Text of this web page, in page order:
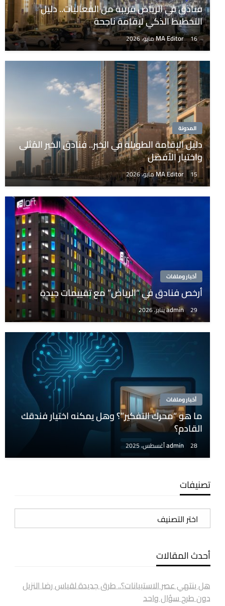
فنادق في الرياض قريبة من الفعاليات.. دليل
التخطيط الذكي لإقامة ناجحة
MA Editor 16 مايو، 2026
المدونة
دليل الإقامة الطويلة في الخبر.. فنادق الخبر المُثلى
واختيار الأفضل
MA Editor 15 مايو، 2026
أخبار وملفات
أرخص فنادق في “الرياض” مع تقييمات جيدة
admin 29 يناير، 2026
أخبار وملفات
ما هو “محرك التفكير”؟ وهل يمكنه اختيار فندقك
القادم؟
admin 28 أغسطس، 2025
تصنيفات
تصنيفات
أحدث المقالات
هل ينتهي عصر الاستبيانات؟.. طرق جديدة لقياس رضا النزيل
دون طرح سؤال واحد